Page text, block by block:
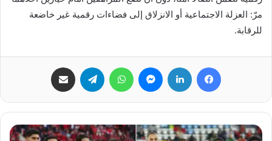
مرّ: العزلة الاجتماعية أو الانزلاق إلى فضاءات رقمية غير خاضعة
للرقابة.
فيسبوك لينكدإن ماسنجر واتساب تيلقرام